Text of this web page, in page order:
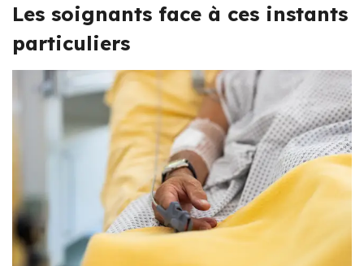
Les soignants face à ces instants
particuliers